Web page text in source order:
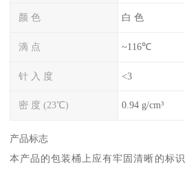
颜 色 白 色
滴 点 ~116℃
针 入 度 <3
密 度 (23℃) 0.94 g/cm³
产品标志
本产品的包装桶上应有牢固清晰的标